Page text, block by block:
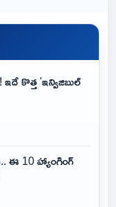
కొత్త 'ఇన్విజిబుల్
ఈ 10 హ్యాంగింగ్